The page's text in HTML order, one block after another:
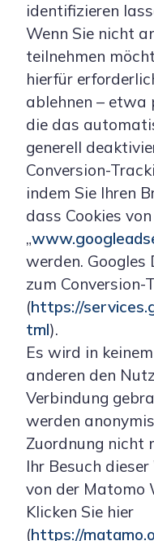
identifizieren
Wenn Sie nicht
teilnehmen
hierfür
ablehnen – etwa
die das
generell
Conversion-
indem Sie Ihren
dass Cookies
„
werden.
zum Conversion-
(https://
tml).
Es wird in
anderen den
Verbindung
werden
Zuordnung nicht
Ihr Besuch
von der Matomo
Klicken Sie hier
(https://